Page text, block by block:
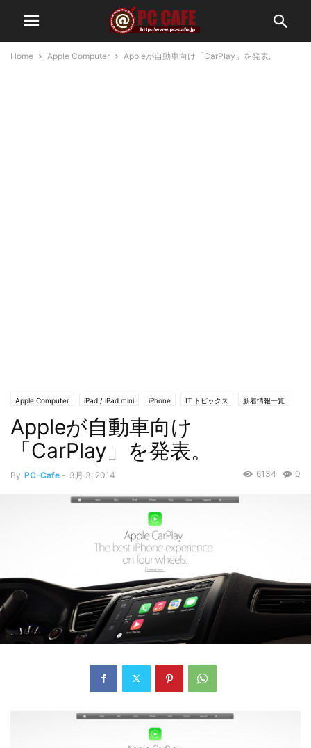
Home Apple Computer Appleが自動車向け「CarPlay」を発表。
Apple Computer iPad / iPad mini iPhone IT トピックス 新着情報一覧
自動車・エコカー
Appleが自動車向け
「CarPlay」を発表。
By PC-Cafe - 3月 3, 2014 0
6134